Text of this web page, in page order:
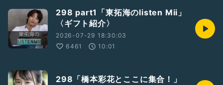
298 part1「東拓海のlisten Mii」
〈ギフト紹介〉
2026-07-29 18:30:03
6461
10:01
298「橋本彩花とここに集合！」